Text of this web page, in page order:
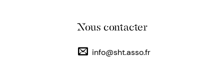
Nous contacter
info@sht.asso.fr